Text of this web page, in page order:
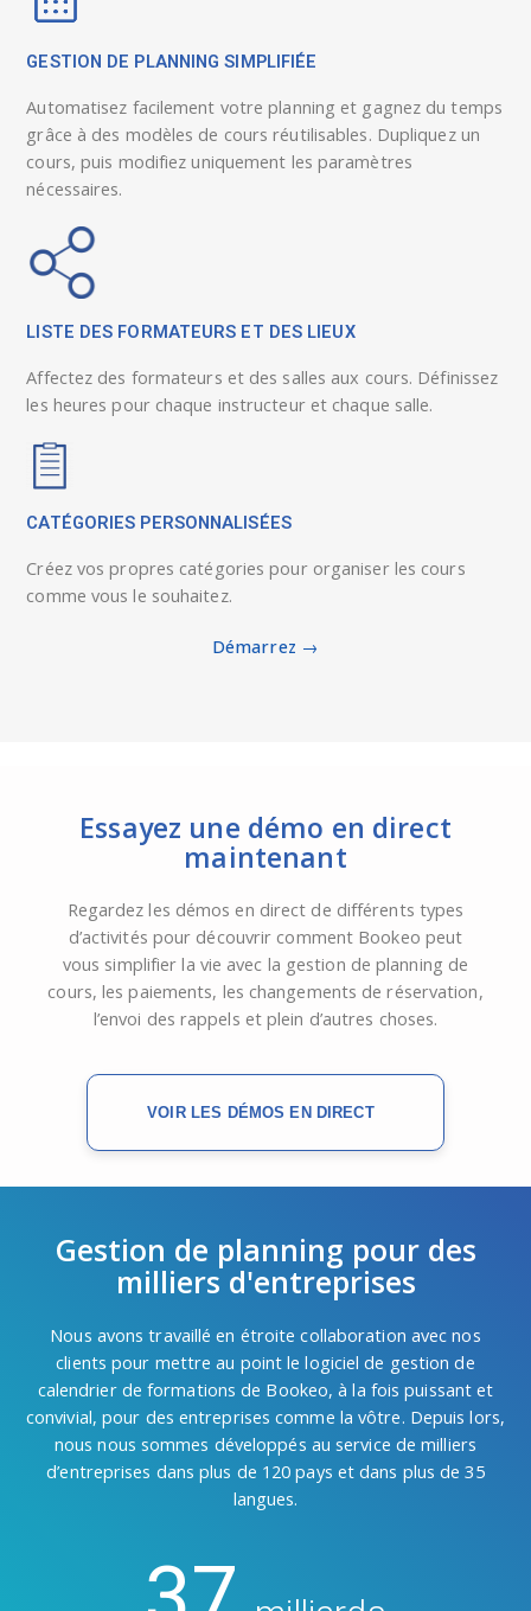
GESTION DE PLANNING SIMPLIFIÉE
Automatisez facilement votre planning et gagnez du temps
grâce à des modèles de cours réutilisables. Dupliquez un
cours, puis modifiez uniquement les paramètres
nécessaires.
LISTE DES FORMATEURS ET DES LIEUX
Affectez des formateurs et des salles aux cours. Définissez
les heures pour chaque instructeur et chaque salle.
CATÉGORIES PERSONNALISÉES
Créez vos propres catégories pour organiser les cours
comme vous le souhaitez.
Démarrez →
Essayez une démo en direct
maintenant
Regardez les démos en direct de différents types
d’activités pour découvrir comment Bookeo peut
vous simplifier la vie avec la gestion de planning de
cours, les paiements, les changements de réservation,
l’envoi des rappels et plein d’autres choses.
VOIR LES DÉMOS EN DIRECT
Gestion de planning pour des
milliers d'entreprises
Nous avons travaillé en étroite collaboration avec nos
clients pour mettre au point le logiciel de gestion de
calendrier de formations de Bookeo, à la fois puissant et
convivial, pour des entreprises comme la vôtre. Depuis lors,
nous nous sommes développés au service de milliers
d’entreprises dans plus de 120 pays et dans plus de 35
langues.